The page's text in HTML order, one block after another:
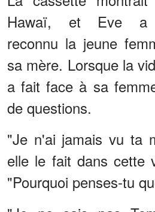
Hawaï, et Eve a
reconnu la jeune
sa mère. Lorsque la
a fait face à sa
de questions.
"Je n'ai jamais vu ta
elle le fait dans cette
"Pourquoi penses-tu